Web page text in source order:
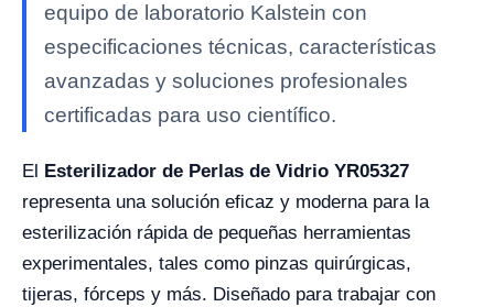
equipo de laboratorio Kalstein con
especificaciones técnicas, características
avanzadas y soluciones profesionales
certificadas para uso científico.
El Esterilizador de Perlas de Vidrio YR05327
representa una solución eficaz y moderna para la
esterilización rápida de pequeñas herramientas
experimentales, tales como pinzas quirúrgicas,
tijeras, fórceps y más. Diseñado para trabajar con